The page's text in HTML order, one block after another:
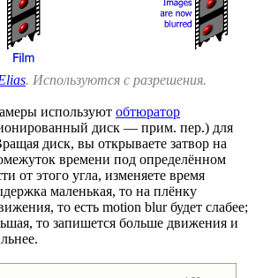
. Используются с разрешения.
используют обтюратор
диск — прим. пер.) для
диск, вы открываете затвор на
времени под определённом
от этого угла, изменяете время
маленькая, то на плёнку
то есть motion blur будет слабее;
то запишется больше движения и